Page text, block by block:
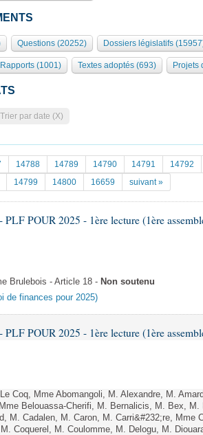
Questions (20252) Dossiers législatifs
Rapports (1001) Textes adoptés (693) Projets
Trier par date (X)
14788 14789 14790 14791 14792
14799 14800 16659 suivant »
PLF POUR 2025 - 1ère lecture (1ère
Brulebois - Article 18 - Non soutenu
de finances pour 2025)
PLF POUR 2025 - 1ère lecture (1ère
Coq, Mme Abomangoli, M. Alexandre, M.
Belouassa-Cherifi, M. Bernalicis, M. Bex, M.
M. Cadalen, M. Caron, M. Carri&#232;re, Mme
Coquerel, M. Coulomme, M. Delogu, M.